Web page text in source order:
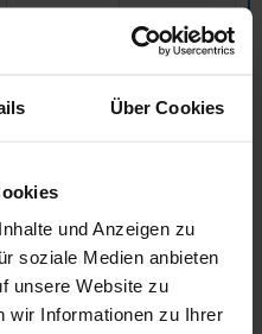
Über Cookies
und Anzeigen zu
soziale Medien anbieten
unsere Website zu
wir Informationen zu Ihrer